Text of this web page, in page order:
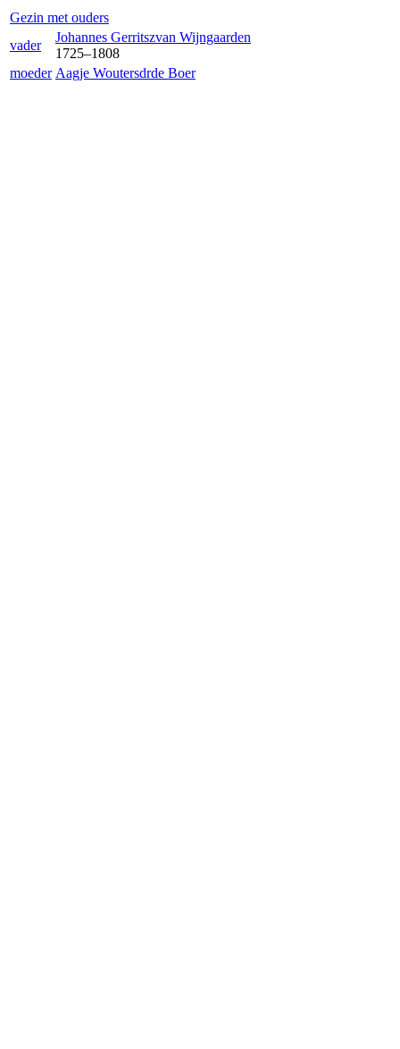
Gezin met ouders
vader
Johannes Gerritszvan Wijngaarden
1725–1808
moeder Aagje Woutersdrde Boer